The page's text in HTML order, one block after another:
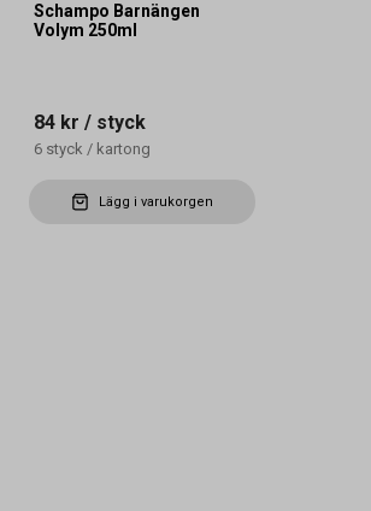
Schampo Barnängen
Volym 250ml
84 kr / styck
6 styck / kartong
Lägg i varukorgen